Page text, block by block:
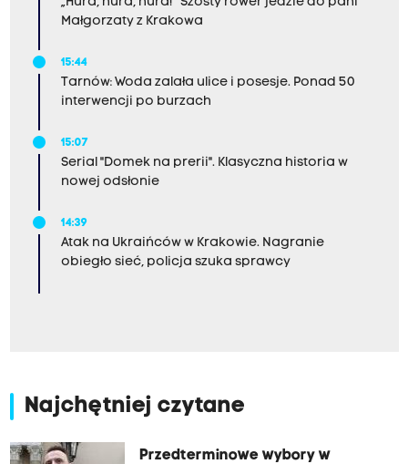
Małgorzaty z Krakowa
15:44
Tarnów: Woda zalała ulice i posesje. Ponad 50
interwencji po burzach
15:07
Serial "Domek na prerii". Klasyczna historia w
nowej odsłonie
14:39
Atak na Ukraińców w Krakowie. Nagranie
obiegło sieć, policja szuka sprawcy
Najchętniej czytane
Przedterminowe wybory w